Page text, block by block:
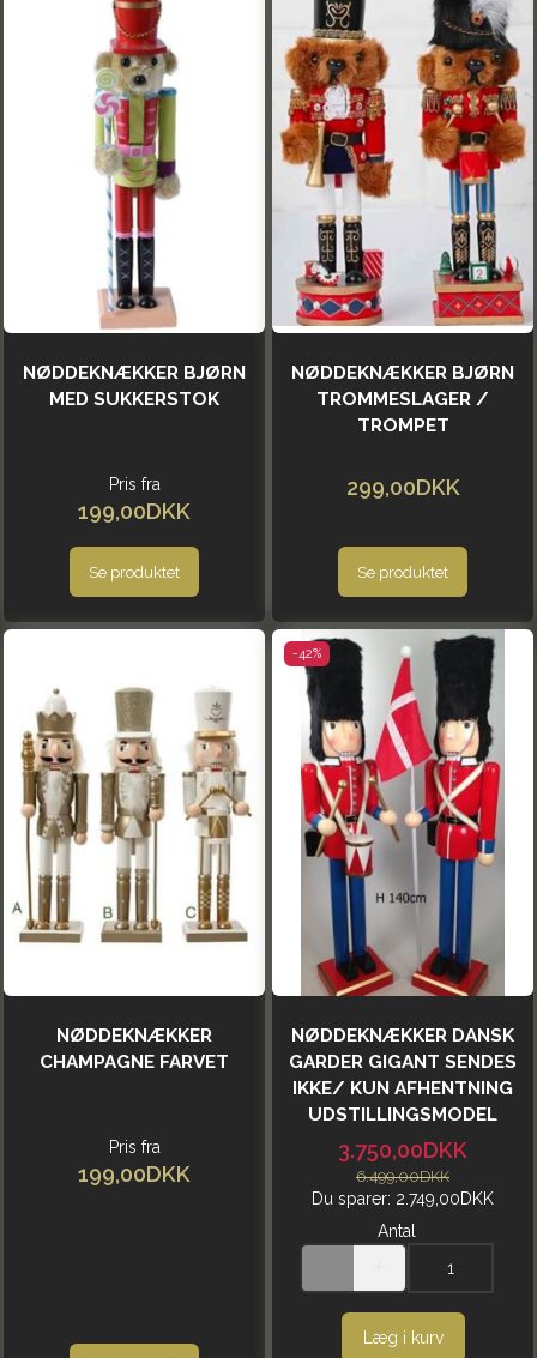
NØDDEKNÆKKER BJØRN
MED SUKKERSTOK
Pris fra
199,00DKK
Se produktet
NØDDEKNÆKKER BJØRN
TROMMESLAGER /
TROMPET
299,00DKK
Se produktet
NØDDEKNÆKKER
CHAMPAGNE FARVET
Pris fra
199,00DKK
-42%
NØDDEKNÆKKER DANSK
GARDER GIGANT SENDES
IKKE/ KUN AFHENTNING
UDSTILLINGSMODEL
3.750,00DKK
6.499,00DKK
Du sparer: 2.749,00DKK
Antal
Læg i kurv